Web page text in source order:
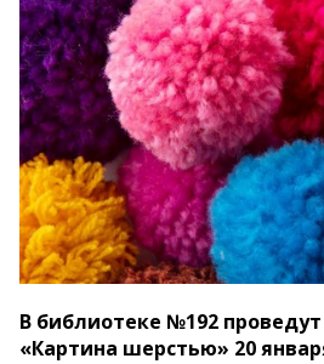
В библиотеке №192
«Картина шерстью» 20